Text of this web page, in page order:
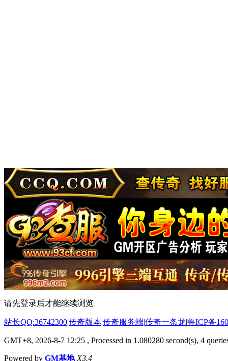
请先登录后才能继续浏览
站长QQ:36742300|传奇版本|传奇服务端|传奇一条龙|鲁ICP备
GMT+8, 2026-8-7 12:25 , Processed in 1.080280 second(s), 4
Powered by GM基地 X3.4